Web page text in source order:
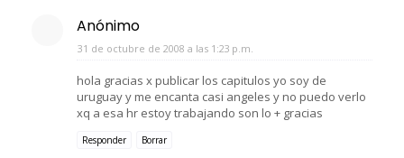
Anónimo
31 de octubre de 2008 a las 1:23 p.m.
hola gracias x publicar los capitulos yo soy de
uruguay y me encanta casi angeles y no puedo verlo
xq a esa hr estoy trabajando son lo + gracias
Responder Borrar